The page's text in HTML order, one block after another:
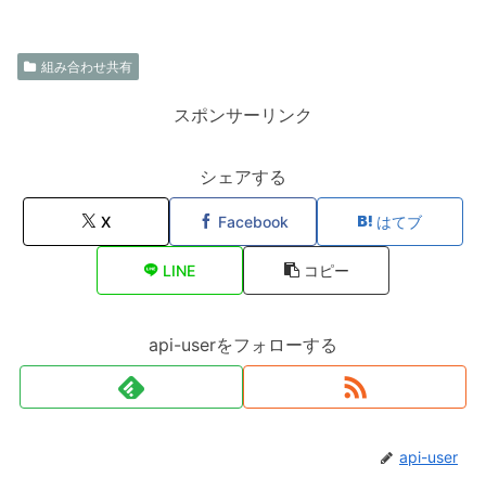
組み合わせ共有
スポンサーリンク
シェアする
X Facebook はてブ
LINE コピー
api-userをフォローする
api-user